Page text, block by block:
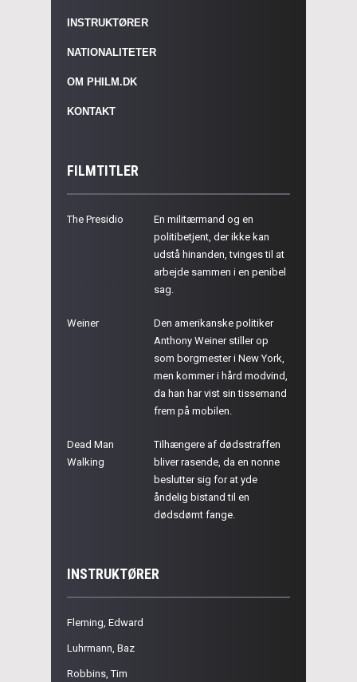
INSTRUKTØRER
NATIONALITETER
OM PHILM.DK
KONTAKT
FILMTITLER
The Presidio
En militærmand og en
politibetjent, der ikke kan
udstå hinanden, tvinges til at
arbejde sammen i en penibel
sag.
Weiner
Den amerikanske politiker
Anthony Weiner stiller op
som borgmester i New York,
men kommer i hård modvind,
da han har vist sin tissemand
frem på mobilen.
Dead Man
Walking
Tilhængere af dødsstraffen
bliver rasende, da en nonne
beslutter sig for at yde
åndelig bistand til en
dødsdømt fange.
INSTRUKTØRER
Fleming, Edward
Luhrmann, Baz
Robbins, Tim